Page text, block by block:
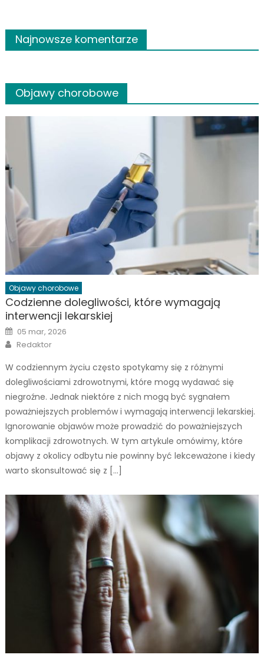
Najnowsze komentarze
Objawy chorobowe
Objawy chorobowe
Codzienne dolegliwości, które wymagają
interwencji lekarskiej
Posted
on
05 mar, 2026
Author
Redaktor
W codziennym życiu często spotykamy się z różnymi
dolegliwościami zdrowotnymi, które mogą wydawać się
niegroźne. Jednak niektóre z nich mogą być sygnałem
poważniejszych problemów i wymagają interwencji lekarskiej.
Ignorowanie objawów może prowadzić do poważniejszych
komplikacji zdrowotnych. W tym artykule omówimy, które
objawy z okolicy odbytu nie powinny być lekceważone i kiedy
warto skonsultować się z […]